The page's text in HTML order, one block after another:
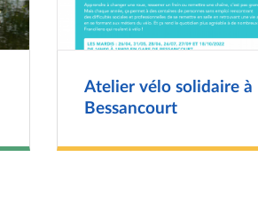
Atelier vélo solidaire à
Bessancourt